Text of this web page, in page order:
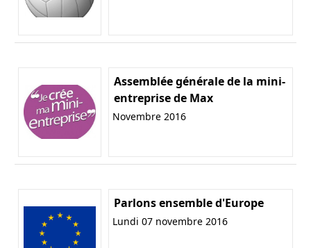
Assemblée générale de la mini-
entreprise de Max
Novembre 2016
Parlons ensemble d'Europe
Lundi 07 novembre 2016